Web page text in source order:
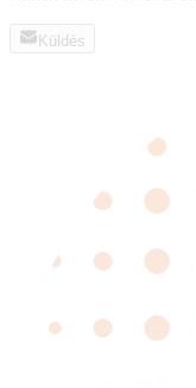
Küldés